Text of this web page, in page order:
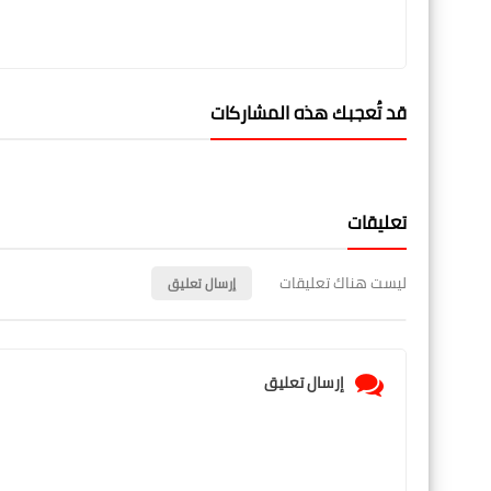
قد تُعجبك هذه المشاركات
تعليقات
ليست هناك تعليقات إرسال تعليق
إرسال تعليق